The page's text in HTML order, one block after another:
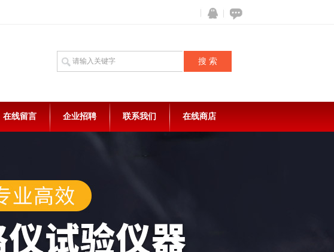
在线留言 企业招聘 联系我们 在线商店